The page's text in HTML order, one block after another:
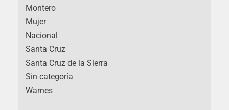
Montero
Mujer
Nacional
Santa Cruz
Santa Cruz de la Sierra
Sin categoría
Warnes